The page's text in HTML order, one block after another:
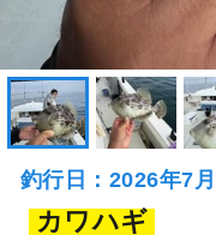
釣行日：2026年7
カワハギ